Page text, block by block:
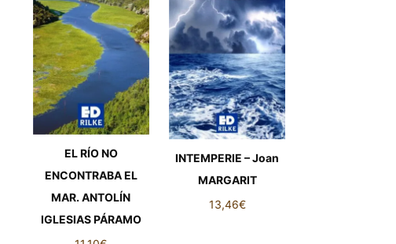
EL RÍO NO
ENCONTRABA EL
MAR. ANTOLÍN
IGLESIAS PÁRAMO
INTEMPERIE – Joan
MARGARIT
13,46€